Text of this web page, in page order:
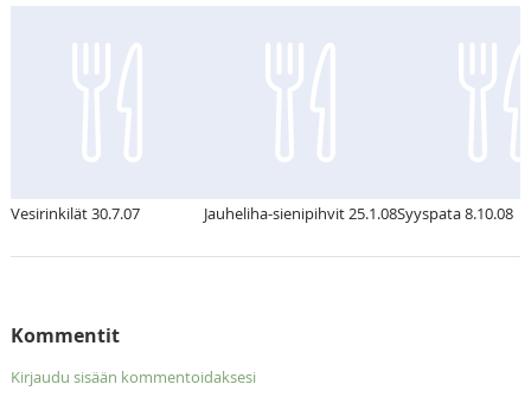
Vesirinkilät 30.7.07 Jauheliha-sienipihvit 25.1.08Syyspata 8.10.08
Kommentit
Kirjaudu sisään kommentoidaksesi